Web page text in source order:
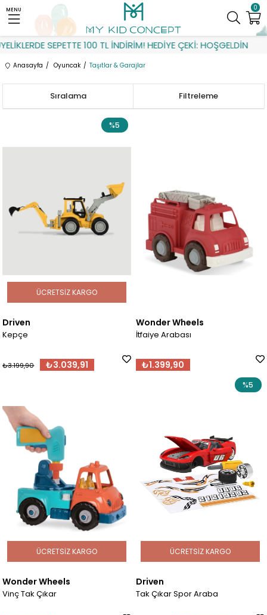
SEPETTE 100 TL İNDİRİM! HEDİYE ÇEKİ: HOŞGELDİN
0
MENU
Anasayfa Oyuncak Taşıtlar & Garajlar
Filtreleme
Sıralama
Driven
Kepçe
₺3.039,91
₺3.199,90
%5
ÜCRETSIZ KARGO
Wonder Wheels
İtfaiye Arabası
₺1.399,90
Wonder Wheels
Vinç Tak Çıkar
ÜCRETSIZ KARGO
Driven
Tak Çıkar Spor Araba
%5
ÜCRETSIZ KARGO